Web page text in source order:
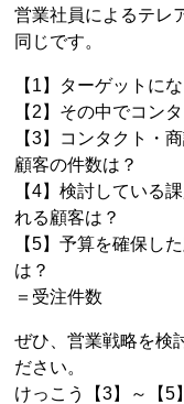
営業社員によるテレ
同じです。
【1】ターゲットに
【2】その中でコン
【3】コンタクト・
顧客の件数は？
【4】検討している
れる顧客は？
【5】予算を確保し
は？
＝受注件数
ぜひ、営業戦略を検
ださい。
けっこう【3】～【5